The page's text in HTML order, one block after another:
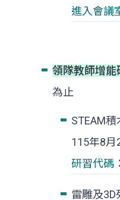
進入會議
領隊教師增能
為止
STEAM
115年8月
研習代碼
雷雕及3D